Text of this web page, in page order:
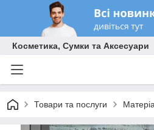
Косметика, Сумки та Аксесуари
Товари та послуги